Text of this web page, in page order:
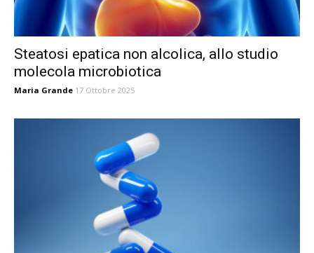
Steatosi epatica non alcolica, allo studio
molecola microbiotica
Maria Grande 17 Ottobre 2025